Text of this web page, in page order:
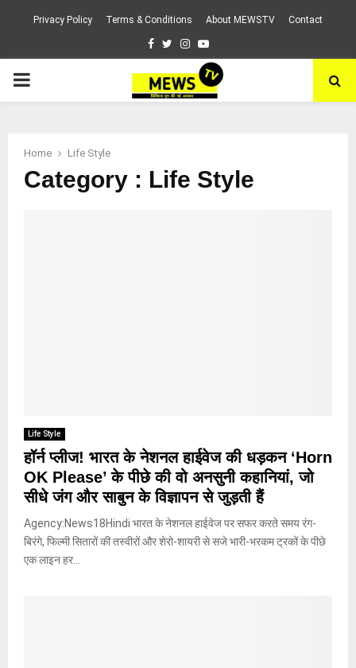
Privacy Policy Terms & Conditions About MEWSTV Contact
Facebook
TwitterInstagram
Youtube
PRIMARY
Home Life Style
Category : Life Style
Life Style
हॉर्न प्लीज! भारत के नेशनल हाईवेज की धड़कन ‘Horn
OK Please’ के पीछे की वो अनसुनी कहानियां, जो
सीधे जंग और साबुन के विज्ञापन से जुड़ती हैं
Agency:News18Hindi भारत के नेशनल हाईवेज पर सफर करते समय रंग-
बिरंगे, फिल्मी सितारों की तस्वीरों और शेरो-शायरी से सजे भारी-भरकम ट्रकों के पीछे
एक लाइन हर...